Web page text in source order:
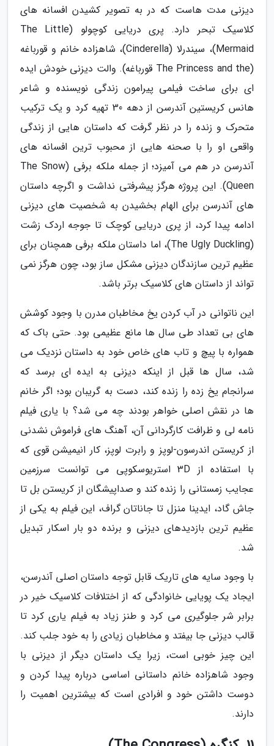
دیزنی مدت هاست که در به تصویر کشیدن افسانه های
کلاسیک تبحر دارد. پری دریایی کوچولو (The Little
Mermaid)، سیندرلا (Cinderella)، شاهزاده خانم و قورباغه
(The Princess and the قورباغه). والت دیزنی خودش ایده
ای برای ساخت فیلمی پیرامون زندگی نویسنده و شاعر
هانس کریستین آندرسن از دهه 30 تهیه کرد و یک ترکیب
متحرک و زنده را در نظر گرفت که داستان هایی از زندگی
واقعی او را با صحنه هایی از محبوب ترین افسانه های
آندرسن در هم می آمیزد؛ از جمله ملکه برفی (The Snow
Queen). این پروژه هرگز پیشرفتی نداشت و اگرچه داستان
های آندرسن برای الهام بخشیدن به شخصیت های دیزنی
ادامه پیدا کرد، از پری دریایی کوچک تا جوجه اردک زشت
(The Ugly Duckling)، اما داستان ملکه برفی همچنان برای
عظیم ترین سازندگان دیزنی مشکل ساز بود، چون هرگز نمی
تواند از داستان های کلاسیک برتر باشد.
این ناتوانی در آب کردن یخ مخاطبان مدرن با وجود کوشش
های بی تعداد طی سال ها مانع عظیمی بود. حتی باک که
همواره با پیچ و تاب های خاص خود به داستان نزدیک می
شد، سال ها قبل از اینکه دیزنی به ایده ای برسد که
سرانجام یخ زده را زنده کند، دست به گریبان بود؛ اگر خانم
ها در نقش اصلی خواهر بودند چه می شد؟ با یاری فیلم
نامه لی و ظرافت کارگردانی آن، آهنگ های فراموش نشدنی
از کریستن اندرسون-لوپز و رابرت لوپز، کار انیمیشن قوی که
با استفاده از 3D استریوسکوپی می توانست سرزمین
عجایب زمستانی را زنده کند و صداپیشگان از کریستن بل تا
جاش گاد، ایدینا منزل تا جاناتان گراف، این فیلم به یکی از
عظیم ترین بازدیدهای دیزنی و برنده دو بار اسکار تبدیل
شد.
با وجود سایه های تاریک قابل توجه داستان اصلی آندرسن،
ایجاد یک پویایی خانوادگی که از اختلافات کلاسیک خیر در
برابر شر جلوگیری می کرد و طنز زیاد به فیلم یاری کرد تا
قالب دیزنی جا بیفتد و مخاطبان زیادی را به خود جلب کند.
این چیز خوبی است، زیرا یک داستان دیگر از دیزنی با
وجود شاهزاده خانم داستانی اساسی درباره پیدا کردن و
دوست داشتن خود و افرادی است که بیشترین اهمیت را
دارند.